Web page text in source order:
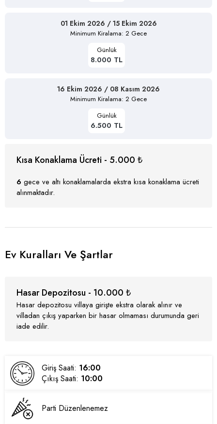
01 Ekim 2026 / 15 Ekim 2026
Minimum Kiralama: 2 Gece
Günlük
8.000 TL
16 Ekim 2026 / 08 Kasım 2026
Minimum Kiralama: 2 Gece
Günlük
6.500 TL
Kısa Konaklama Ücreti - 5.000 ₺
6 gece ve altı konaklamalarda ekstra kısa konaklama ücreti
alınmaktadır.
Ev Kuralları Ve Şartlar
Hasar Depozitosu - 10.000 ₺
Hasar depozitosu villaya girişte ekstra olarak alınır ve
villadan çıkış yaparken bir hasar olmaması durumunda geri
iade edilir.
Giriş Saati: 16:00
Çıkış Saati: 10:00
Parti Düzenlenemez